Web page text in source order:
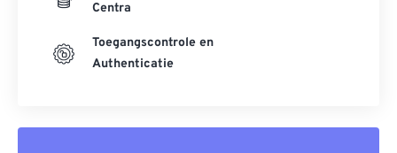
Centra
Toegangscontrole en
Authenticatie